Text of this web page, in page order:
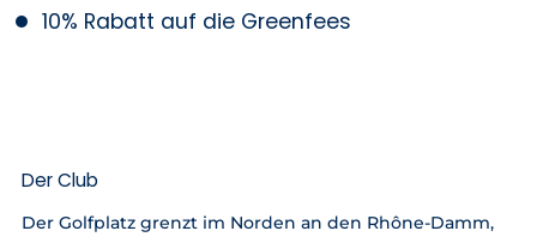
10% Rabatt auf die Greenfees
Der Club
Der Golfplatz grenzt im Norden an den Rhône-Damm,